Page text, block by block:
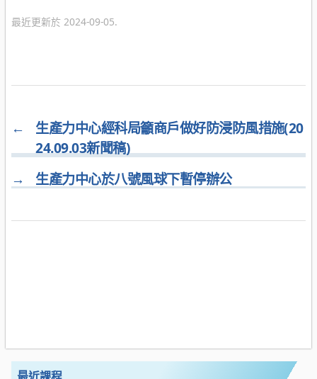
最近更新於 2024-09-05.
←
生產力中心經科局籲商戶做好防浸防風措施(20
24.09.03新聞稿)
→
生產力中心於八號風球下暫停辦公